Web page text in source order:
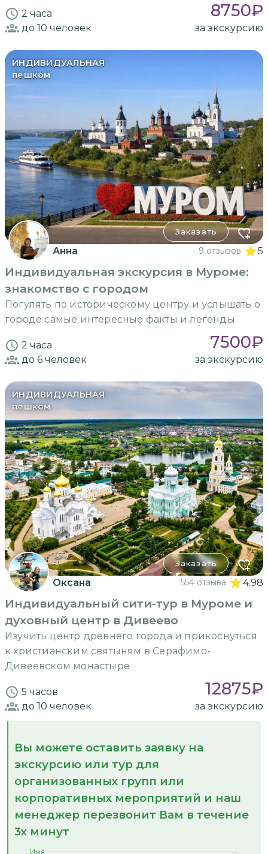
2 часа 8750₽
до 10 человек за экскурсию
ИНДИВИДУАЛЬНАЯ
пешком
Заказать
Анна 9 отзывов 5
Индивидуальная экскурсия в Муроме:
знакомство с городом
Погулять по историческому центру и услышать о
городе самые интересные факты и легенды
2 часа 7500₽
до 6 человек за экскурсию
ИНДИВИДУАЛЬНАЯ
пешком
Заказать
Оксана 554 отзыва 4.98
Индивидуальный сити-тур в Муроме и
духовный центр в Дивеево
Изучить центр древнего города и прикоснуться
к христианским святыням в Серафимо-
Дивеевском монастыре
5 часов 12875₽
до 10 человек за экскурсию
Вы можете оставить заявку на
экскурсию или тур для
организованных групп или
корпоративных мероприятий и наш
менеджер перезвонит Вам в течение
3х минут
Имя